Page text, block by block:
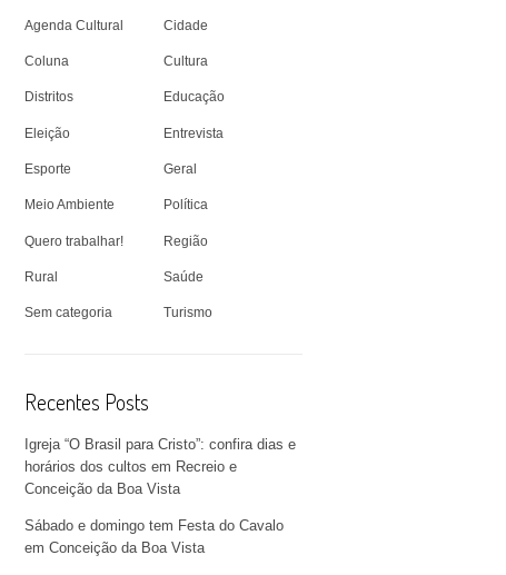
Agenda Cultural Cidade
Coluna Cultura
Distritos Educação
Eleição Entrevista
Esporte Geral
Meio Ambiente Política
Quero trabalhar! Região
Rural Saúde
Sem categoria Turismo
Recentes Posts
Igreja “O Brasil para Cristo”: confira dias e
horários dos cultos em Recreio e
Conceição da Boa Vista
Sábado e domingo tem Festa do Cavalo
em Conceição da Boa Vista